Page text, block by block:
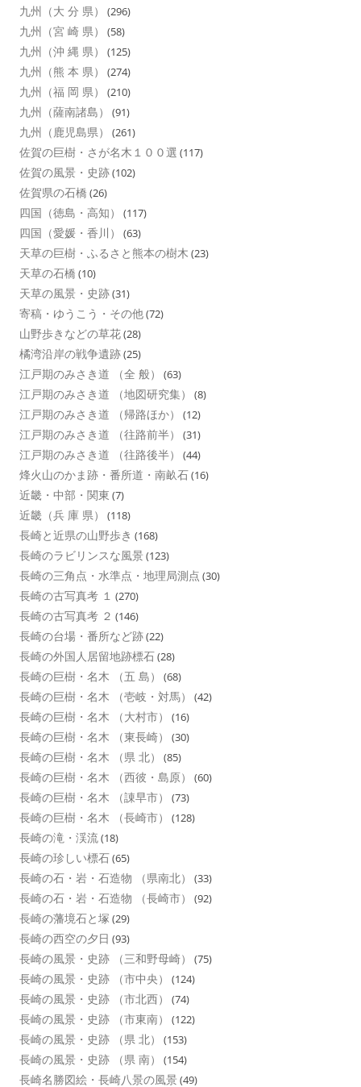
九州（大 分 県） (296)
九州（宮 崎 県） (58)
九州（沖 縄 県） (125)
九州（熊 本 県） (274)
九州（福 岡 県） (210)
九州（薩南諸島） (91)
九州（鹿児島県） (261)
佐賀の巨樹・さが名木１００選 (117)
佐賀の風景・史跡(102)
佐賀県の石橋 (26)
四国（徳島・高知） (117)
四国（愛媛・香川） (63)
天草の巨樹・ふるさと熊本の樹木 (23)
天草の石橋 (10)
天草の風景・史跡(31)
寄稿・ゆうこう・その他(72)
山野歩きなどの草花(28)
橘湾沿岸の戦争遺跡(25)
江戸期のみさき道 （全 般） (63)
江戸期のみさき道 （地図研究集） (8)
江戸期のみさき道 （帰路ほか） (12)
江戸期のみさき道 （往路前半） (31)
江戸期のみさき道 （往路後半） (44)
烽火山のかま跡・番所道・南畝石(16)
近畿・中部・関東 (7)
近畿（兵 庫 県） (118)
長崎と近県の山野歩き (168)
長崎のラビリンスな風景 (123)
長崎の三角点・水準点・地理局測点 (30)
長崎の古写真考 １ (270)
長崎の古写真考 ２ (146)
長崎の台場・番所など跡(22)
長崎の外国人居留地跡標石(28)
長崎の巨樹・名木 （五 島） (68)
長崎の巨樹・名木 （壱岐・対馬） (42)
長崎の巨樹・名木 （大村市） (16)
長崎の巨樹・名木 （東長崎） (30)
長崎の巨樹・名木 （県 北） (85)
長崎の巨樹・名木 （西彼・島原） (60)
長崎の巨樹・名木 （諌早市） (73)
長崎の巨樹・名木 （長崎市） (128)
長崎の滝・渓流(18)
長崎の珍しい標石(65)
長崎の石・岩・石造物 （県南北） (33)
長崎の石・岩・石造物 （長崎市） (92)
長崎の藩境石と塚 (29)
長崎の西空の夕日 (93)
長崎の風景・史跡 （三和野母崎） (75)
長崎の風景・史跡 （市中央） (124)
長崎の風景・史跡 （市北西） (74)
長崎の風景・史跡 （市東南） (122)
長崎の風景・史跡 （県 北） (153)
長崎の風景・史跡 （県 南） (154)
長崎名勝図絵・長崎八景の風景 (49)